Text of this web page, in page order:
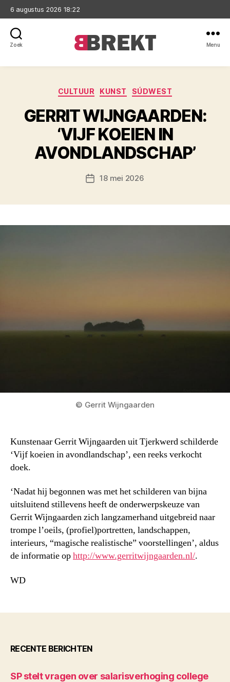
6 augustus 2026 18:22
Zoek Menu
Categorieën
CULTUUR KUNST SÚDWEST
GERRIT WIJNGAARDEN:
‘VIJF KOEIEN IN
AVONDLANDSCHAP’
Berichtdatum
18 mei 2026
© Gerrit Wijngaarden
Kunstenaar Gerrit Wijngaarden uit Tjerkwerd schilderde
‘Vijf koeien in avondlandschap’, een reeks verkocht
doek.
‘Nadat hij begonnen was met het schilderen van bijna
uitsluitend stillevens heeft de onderwerpskeuze van
Gerrit Wijngaarden zich langzamerhand uitgebreid naar
trompe l’oeils, (profiel)portretten, landschappen,
interieurs, “magische realistische” voorstellingen’, aldus
de informatie ophttp://www.gerritwijngaarden.nl/.
WD
RECENTE BERICHTEN
SP stelt vragen over salarisverhoging college